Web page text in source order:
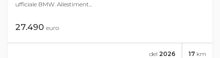
ufficiale BMW. Allestiment...
27.490 euro
17 km
del 2026